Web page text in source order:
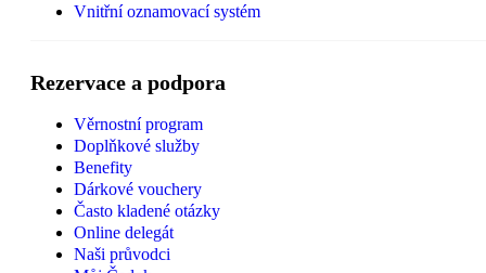
Vnitřní oznamovací systém
Rezervace a podpora
Věrnostní program
Doplňkové služby
Benefity
Dárkové vouchery
Často kladené otázky
Online delegát
Naši průvodci